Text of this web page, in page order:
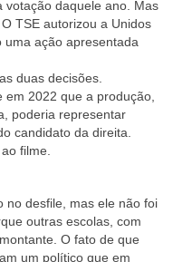
votação daquele ano. Mas
TSE autorizou a Unidos
ação apresentada
duas decisões.
2022 que a produção,
poderia representar
candidato da direita.
filme.
no desfile, mas ele não foi
outras escolas, com
O fato de que
um político que em